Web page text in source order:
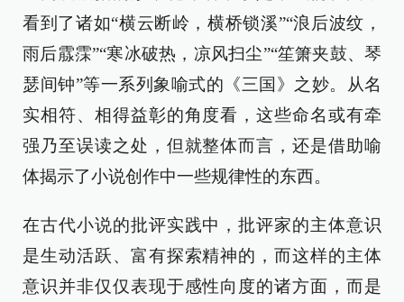
看到了诸如“横云断岭，横桥锁溪”“浪后波纹，
雨后霡霂”“寒冰破热，凉风扫尘”“笙箫夹鼓、琴
瑟间钟”等一系列象喻式的《三国》之妙。从名
实相符、相得益彰的角度看，这些命名或有牵
强乃至误读之处，但就整体而言，还是借助喻
体揭示了小说创作中一些规律性的东西。
在古代小说的批评实践中，批评家的主体意识
是生动活跃、富有探索精神的，而这样的主体
意识并非仅仅表现于感性向度的诸方面，而是